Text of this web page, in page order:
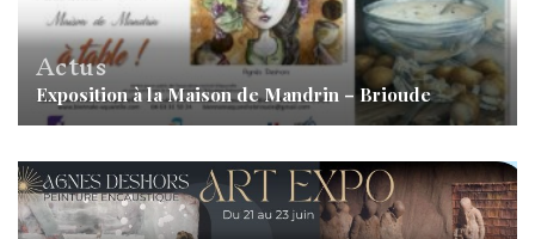
Actus
Exposition à la Maison de Mandrin – Brioude